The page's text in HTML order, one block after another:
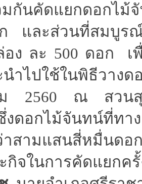
กันคัดแยกดอกไม้
และส่วนที่สมบูรณ์
อง ละ 500 ดอก
เ
ำไปใช้ในพิธีวาง
2560 ณ สวนสุข
ดอกไม้จันทน์ที่ทา
สามแสนสี่หมื่นดอ
ะกิจในการคัดแย